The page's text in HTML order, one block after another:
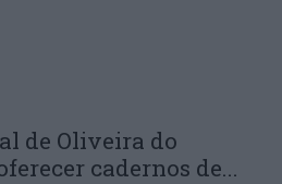
de Oliveira do
cadernos de...